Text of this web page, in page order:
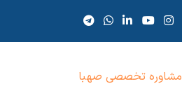
مشاوره تخصصی صهبا